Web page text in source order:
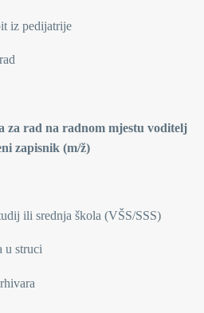
iz pedijatrije
rad na radnom mjestu voditelj
zapisnik (m/ž)
ili srednja škola (VŠS/SSS)
u struci